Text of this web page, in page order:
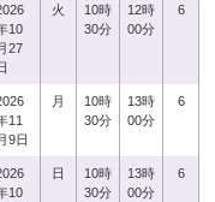
10
27
火
10時
30分
12時
00分
6
11
9日
月
10時
30分
13時
00分
6
10
日
10時
30分
13時
00分
6